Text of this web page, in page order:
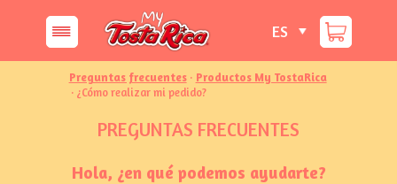
ES
Preguntas frecuentes· Productos My TostaRica
· ¿Cómo realizar mi pedido?
PREGUNTAS FRECUENTES
Hola, ¿en qué podemos ayudarte?